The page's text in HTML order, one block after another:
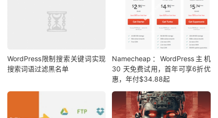
WordPress限制搜索关键词实现
搜索词语过滤黑名单
Namecheap：WordPress主机
30 天免费试用，首年可享6折优
惠，年付$34.88起